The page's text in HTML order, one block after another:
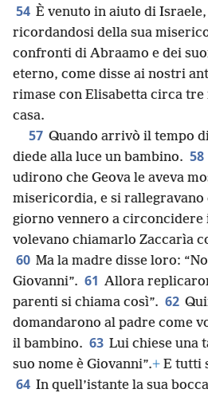
54 È venuto in aiuto di
ricordandosi della sua
confronti di Abraamo e dei
eterno, come disse ai nostri
rimase con Elisabetta circa
casa.
57 Quando arrivò il tempo
diede alla luce un bambino. 58
udirono che Geova le aveva
misericordia, e si rallegravano
giorno vennero a circoncidere
volevano chiamarlo Zaccarìa
60 Ma la madre disse loro:
Giovanni”. 61 Allora
parenti si chiama così”. 62
domandarono al padre come
il bambino. 63 Lui chiese una
suo nome è Giovanni”.+ E tutti
64 In quell’istante la sua